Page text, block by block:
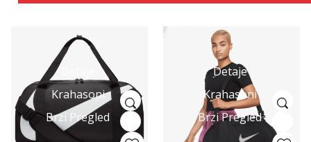
Krahasoni
Brzi Pregled
Detaje
Krahasoni
Brzi Pregled